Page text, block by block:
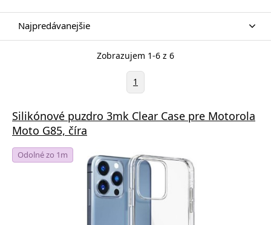
Najpredávanejšie
Zobrazujem 1-6 z 6
1
Silikónové puzdro 3mk Clear Case pre Motorola
Moto G85, číra
Odolné zo 1m